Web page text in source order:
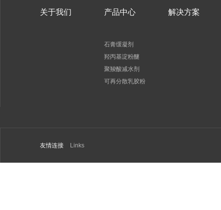
关于我们 产品中心
石膏缓凝剂
羟丙基淀粉醚
聚羧酸减水剂
可再分散乳胶粉
解决方案
友情连接 Links